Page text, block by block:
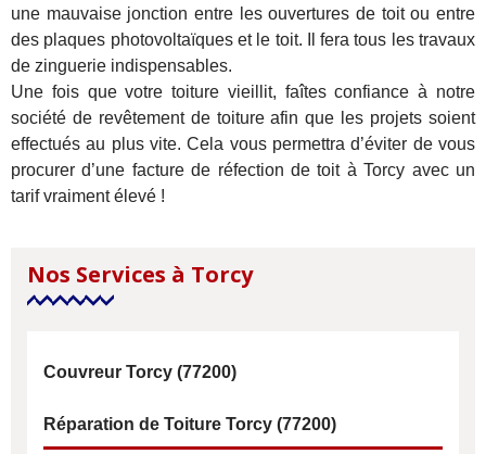
une mauvaise jonction entre les ouvertures de toit ou entre
des plaques photovoltaïques et le toit. Il fera tous les travaux
de zinguerie indispensables.
Une fois que votre toiture vieillit, faîtes confiance à notre
société de revêtement de toiture afin que les projets soient
effectués au plus vite. Cela vous permettra d’éviter de vous
procurer d’une facture de réfection de toit à Torcy avec un
tarif vraiment élevé !
Nos Services à Torcy
Couvreur Torcy (77200)
Réparation de Toiture Torcy (77200)